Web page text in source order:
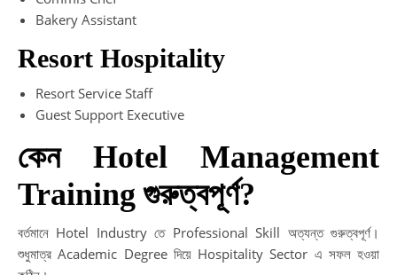
Bakery Assistant
Resort Hospitality
Resort Service Staff
Guest Support Executive
কেন Hotel Management
Training গুরুত্বপূর্ণ?
বর্তমানে Hotel Industry তে Professional Skill অত্যন্ত গুরুত্বপূর্ণ।
শুধুমাত্র Academic Degree দিয়ে Hospitality Sector এ সফল হওয়া